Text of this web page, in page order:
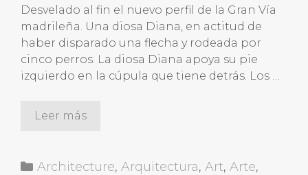
Desvelado al fin el nuevo perfil de la Gran Vía
madrileña. Una diosa Diana, en actitud de
haber disparado una flecha y rodeada por
cinco perros. La diosa Diana apoya su pie
izquierdo en la cúpula que tiene detrás. Los …
Leer más
Categorías
Architecture,Arquitectura,Art,Arte,